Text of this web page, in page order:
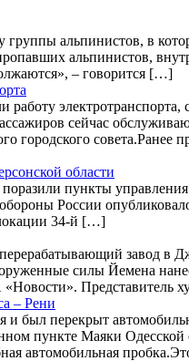
группы альпинистов, в
альпинистов,
– говорится […]
сейчас
городского
области
пункты
России
34-й […]
завод в
силы Йемена
Представитель
– Рени
и был перекрыт
пункте Маяки
автомобильная